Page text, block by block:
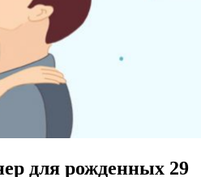
для рожденных 29